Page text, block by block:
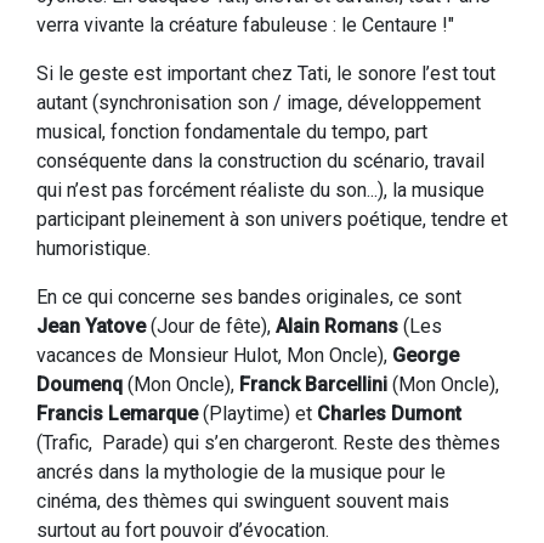
verra vivante la créature fabuleuse : le Centaure !"
Si le geste est important chez Tati, le sonore l’est tout
autant (synchronisation son / image, développement
musical, fonction fondamentale du tempo, part
conséquente dans la construction du scénario, travail
qui n’est pas forcément réaliste du son...), la musique
participant pleinement à son univers poétique, tendre et
humoristique.
En ce qui concerne ses bandes originales, ce sont
Jean Yatove(Jour de fête), Alain Romans (Les
vacances de Monsieur Hulot, Mon Oncle), George
Doumenq (Mon Oncle), Franck Barcellini (Mon Oncle),
Francis Lemarque(Playtime) et Charles Dumont
(Trafic, Parade) qui s’en chargeront. Reste des thèmes
ancrés dans la mythologie de la musique pour le
cinéma, des thèmes qui swinguent souvent mais
surtout au fort pouvoir d’évocation.